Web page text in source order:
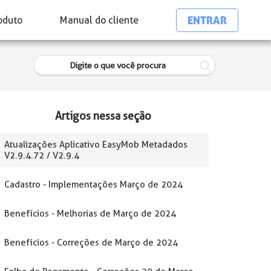
Manual do cliente ENTRAR
Artigos nessa seção
Atualizações Aplicativo EasyMob Metadados
V2.9.4.72 / V2.9.4
Cadastro - Implementações Março de 2024
Benefícios - Melhorias de Março de 2024
Benefícios - Correções de Março de 2024